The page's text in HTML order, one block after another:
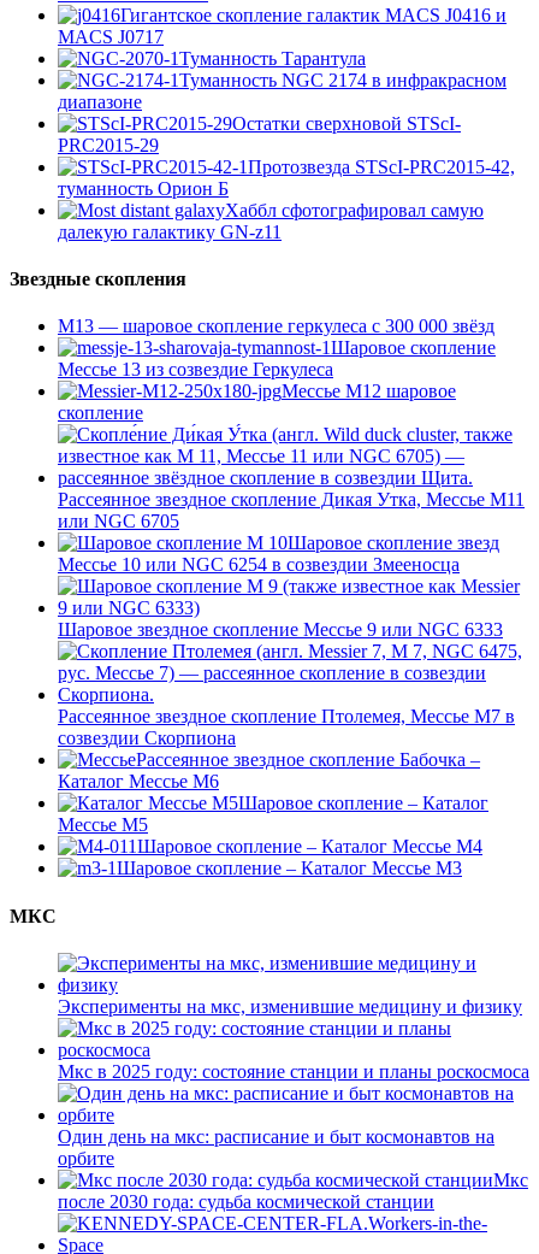
Гигантское скопление галактик MACS J0416 и
MACS J0717
Туманность Тарантула
Туманность NGC 2174 в инфракрасном
диапазоне
Остатки сверхновой STScI-
PRC2015-29
Протозвезда STScI-PRC2015-42,
туманность Орион Б
Хаббл сфотографировал самую
далекую галактику GN-z11
Звездные скопления
М13 — шаровое скопление геркулеса с 300 000 звёзд
Шаровое скопление
Мессье 13 из созвездие Геркулеса
Мессье М12 шаровое
скопление
Рассеянное звездное скопление Дикая Утка, Мессье М11
или NGC 6705
Шаровое скопление звезд
Мессье 10 или NGC 6254 в созвездии Змееносца
Шаровое звездное скопление Мессье 9 или NGC 6333
Рассеянное звездное скопление Птолемея, Мессье М7 в
созвездии Скорпиона
Рассеянное звездное скопление Бабочка –
Каталог Мессье М6
Шаровое скопление – Каталог
Мессье М5
Шаровое скопление – Каталог Мессье М4
Шаровое скопление – Каталог Мессье М3
МКС
Эксперименты на мкс, изменившие медицину и физику
Мкс в 2025 году: состояние станции и планы роскосмоса
Один день на мкс: расписание и быт космонавтов на
орбите
Мкс
после 2030 года: судьба космической станции